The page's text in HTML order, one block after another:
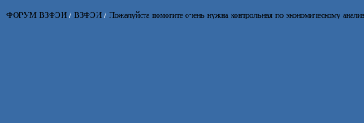
ФОРУМ ВЗФЭИ /ВЗФЭИ /Пожалуйста помогите очень нужна контрольная по экономическому